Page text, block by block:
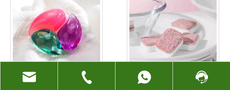
An Treoir Dheifnídeach Chun Na Capsúil Miasniteoir is Fearr a Roghnú le haghaidh Earraí Gloine Agus Míreanna Míne
An Treoir Deiridh Chun Capsúil Níocháin Ardchaighdeáin a Aithint: Peirspictíocht Saineolaithe Tionscail
Todhchaí an Ghlantacháin Inbhuanaithe: Cén Fáth a Bhfuil Siopaí Athlíonta ag glacadh le Leatháin Ghlantacháin Níocháin Bhulc Neamhphacáilte
Podaí Níocháin Bith- Táibléad Miasniteoir